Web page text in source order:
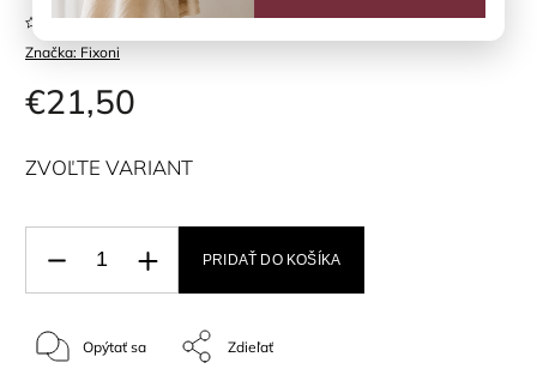
Značka: Fixoni
Neohodnotené
€21,50
ZVOĽTE VARIANT
PRIDAŤ DO KOŠÍKA
Opýtať sa Zdieľať